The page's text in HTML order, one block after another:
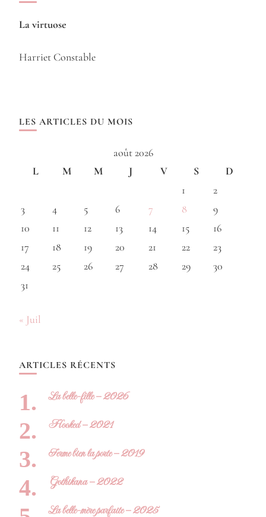
La virtuose
Harriet Constable
LES ARTICLES DU MOIS
août 2026
L
M M J V S
D
1
2
3
4 5 6 7 8
9
10
11 12 13 14 15
16
17
18 19 20 21 22
23
24
25 26 27 28 29
30
31
« Juil
ARTICLES RÉCENTS
La belle-fille – 2026
Hooked – 2021
Ferme bien la porte – 2019
Gothikana – 2022
La belle-mère parfaite – 2025